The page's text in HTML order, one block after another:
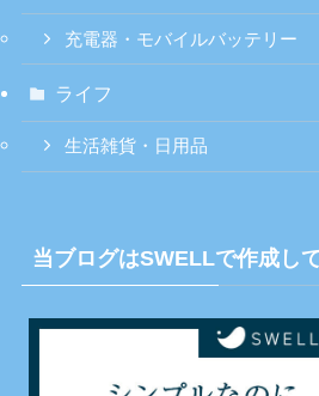
充電器・モバイルバッテリー
ライフ
生活雑貨・日用品
当ブログはSWELLで作成し